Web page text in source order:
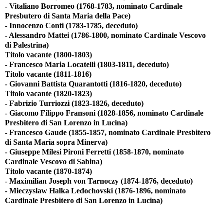
- Vitaliano Borromeo (1768-1783, nominato Cardinale
Presbutero di Santa Maria della Pace)
- Innocenzo Conti (1783-1785, deceduto)
- Alessandro Mattei (1786-1800, nominato Cardinale Vescovo
di Palestrina)
Titolo vacante (1800-1803)
- Francesco Maria Locatelli (1803-1811, deceduto)
Titolo vacante (1811-1816)
- Giovanni Battista Quarantotti (1816-1820, deceduto)
Titolo vacante (1820-1823)
- Fabrizio Turriozzi (1823-1826, deceduto)
- Giacomo Filippo Fransoni (1828-1856, nominato Cardinale
Presbitero di San Lorenzo in Lucina)
- Francesco Gaude (1855-1857, nominato Cardinale Presbitero
di Santa Maria sopra Minerva)
- Giuseppe Milesi Pironi Ferretti (1858-1870, nominato
Cardinale Vescovo di Sabina)
Titolo vacante (1870-1874)
- Maximilian Joseph von Tarnoczy (1874-1876, deceduto)
- Mieczyslaw Halka Ledochovski (1876-1896, nominato
Cardinale Presbitero di San Lorenzo in Lucina)